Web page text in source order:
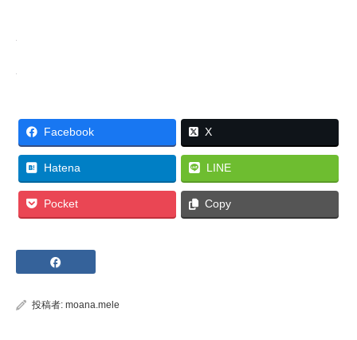
Facebook X
Hatena LINE
Pocket Copy
投稿者: moana.mele